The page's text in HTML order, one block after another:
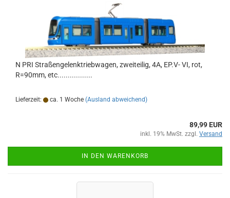
N PRI Straßengelenktriebwagen, zweiteilig, 4A, EP.V- VI, rot,
R=90mm, etc.................
Lieferzeit: ca. 1 Woche (Ausland abweichend)
89,99 EUR
inkl. 19% MwSt. zzgl. Versand
IN DEN WARENKORB